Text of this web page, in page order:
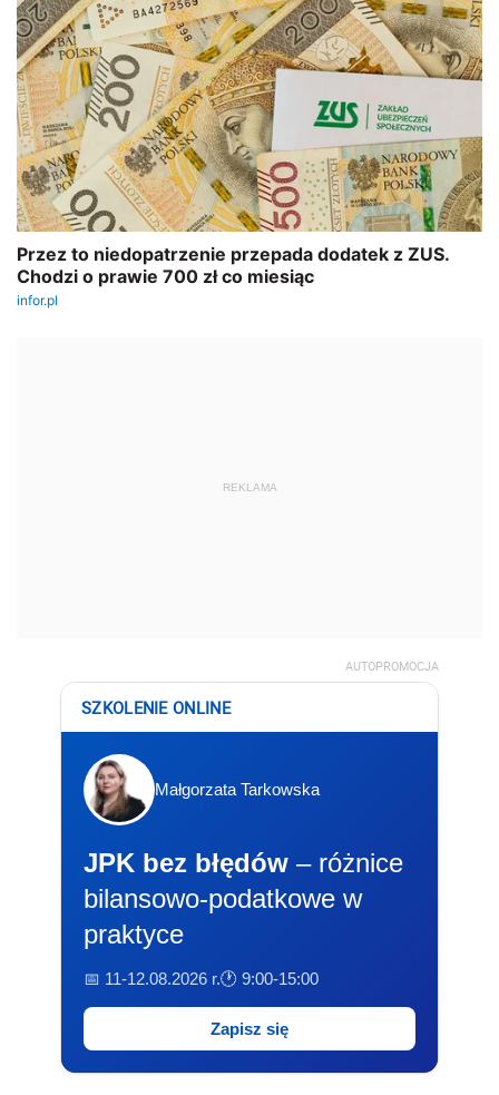
REKLAMA
AUTOPROMOCJA
SZKOLENIE ONLINE
Małgorzata Tarkowska
JPK bez błędów – różnice
bilansowo-podatkowe w
praktyce
📅 11-12.08.2026 r.🕐 9:00-15:00
Zapisz się